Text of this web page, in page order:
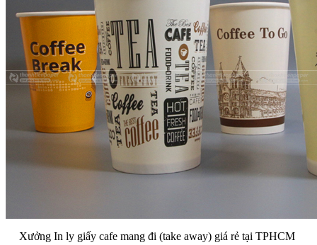
Xưởng In ly giấy cafe mang đi (take away) giá rẻ tại TPHCM